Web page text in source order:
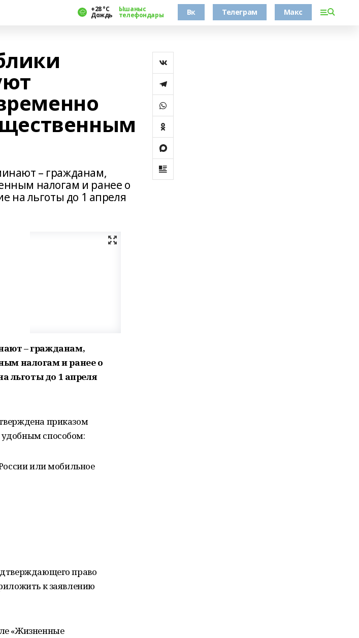
+28 °С
Дождь
Ышаныс
телефондары Вк Телеграм Макс
– гражданам,
налогам и ранее о
на льготы до 1 апреля
– гражданам,
налогам и ранее о
льготы до 1 апреля
приказом
способом:
или мобильное
право
к заявлению
«Жизненные